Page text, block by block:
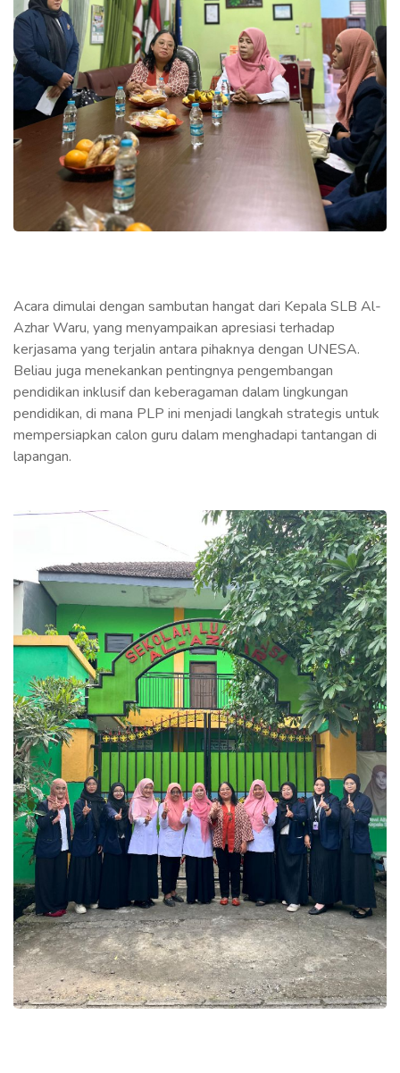
Acara dimulai dengan sambutan hangat dari Kepala SLB Al-
Azhar Waru, yang menyampaikan apresiasi terhadap
kerjasama yang terjalin antara pihaknya dengan UNESA.
Beliau juga menekankan pentingnya pengembangan
pendidikan inklusif dan keberagaman dalam lingkungan
pendidikan, di mana PLP ini menjadi langkah strategis untuk
mempersiapkan calon guru dalam menghadapi tantangan di
lapangan.